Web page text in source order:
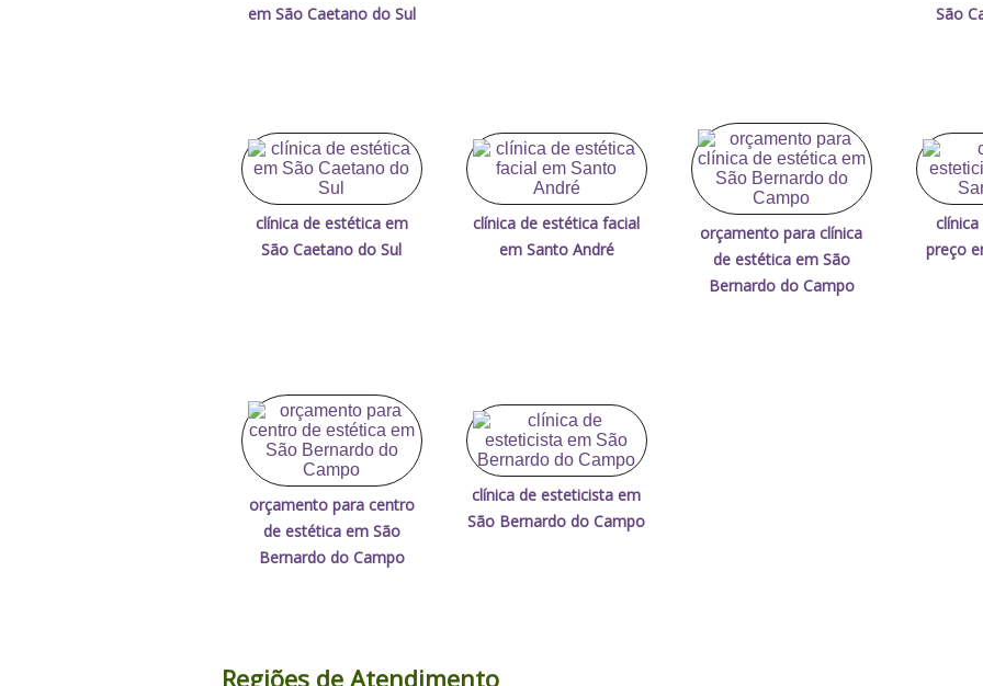
em São Caetano do Sul
São
clínica de estética em
São Caetano do Sul
clínica de estética facial
em Santo André
orçamento para clínica
de estética em São
Bernardo do Campo
preço
orçamento para centro
de estética em São
Bernardo do Campo
clínica de esteticista em
São Bernardo do Campo
Regiões de Atendimento